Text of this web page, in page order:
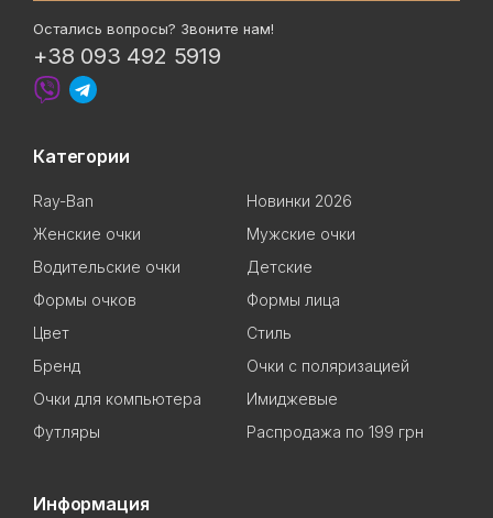
Остались вопросы? Звоните нам!
+38 093 492 5919
Категории
Ray-Ban
Новинки 2026
Женские очки
Мужские очки
Водительские очки
Детские
Формы очков
Формы лица
Цвет
Стиль
Бренд
Очки с поляризацией
Очки для компьютера
Имиджевые
Футляры
Распродажа по 199 грн
Информация